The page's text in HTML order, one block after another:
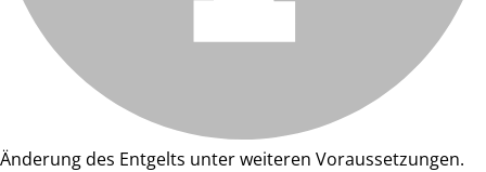
Änderung des Entgelts unter weiteren Voraussetzungen.